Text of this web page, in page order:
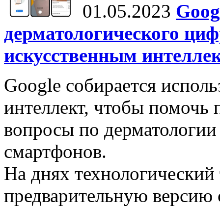
01.05.2023
дерматологического
искусственным
Google собирается
интеллект, чтобы помочь
вопросы по
смартфонов.
На днях технологический
предварительную версию